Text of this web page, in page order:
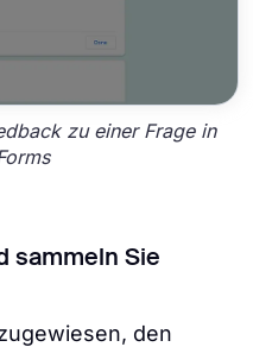
zu einer Frage in
sammeln Sie
den